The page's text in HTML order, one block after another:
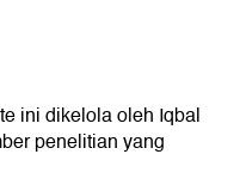
ini dikelola oleh Iqbal
penelitian yang